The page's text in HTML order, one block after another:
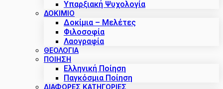
Υπαρξιακή Ψυχολογία
ΔΟΚΊΜΙΟ
Δοκίμια – Μελέτες
Φιλοσοφία
Λαογραφία
ΘΕΟΛΟΓΙΑ
ΠΟΙΗΣΗ
Ελληνική Ποίηση
Παγκόσμια Ποίηση
ΔΙΑΦΟΡΕΣ ΚΑΤΗΓΟΡΙΕΣ